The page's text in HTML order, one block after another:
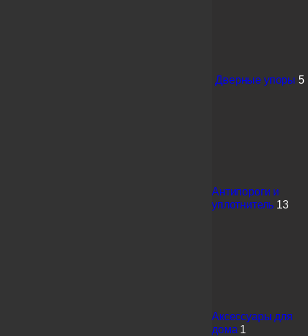
Дверные упоры 5
Антипороги и
уплотнитель 13
Аксессуары для
дома 1